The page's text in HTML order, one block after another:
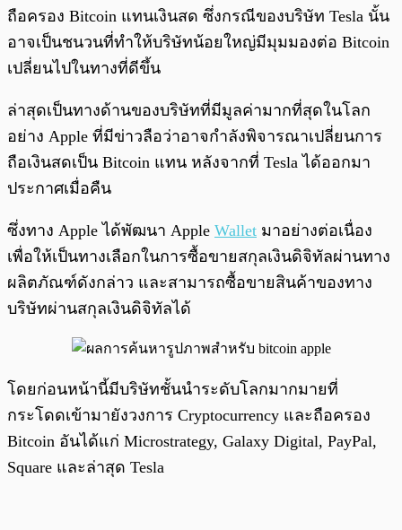
ถือครอง Bitcoin แทนเงินสด ซึ่งกรณีของบริษัท Tesla นั้น
อาจเป็นชนวนที่ทำให้บริษัทน้อยใหญ่มีมุมมองต่อ Bitcoin
เปลี่ยนไปในทางที่ดีขึ้น
ล่าสุดเป็นทางด้านของบริษัทที่มีมูลค่ามากที่สุดในโลก
อย่าง Apple ที่มีข่าวลือว่าอาจกำลังพิจารณาเปลี่ยนการ
ถือเงินสดเป็น Bitcoin แทน หลังจากที่ Tesla ได้ออกมา
ประกาศเมื่อคืน
ซึ่งทาง Apple ได้พัฒนา Apple Wallet มาอย่างต่อเนื่อง
เพื่อให้เป็นทางเลือกในการซื้อขายสกุลเงินดิจิทัลผ่านทาง
ผลิตภัณฑ์ดังกล่าว และสามารถซื้อขายสินค้าของทาง
บริษัทผ่านสกุลเงินดิจิทัลได้
โดยก่อนหน้านี้มีบริษัทชั้นนำระดับโลกมากมายที่
กระโดดเข้ามายังวงการ Cryptocurrency และถือครอง
Bitcoin อันได้แก่ Microstrategy, Galaxy Digital, PayPal,
Square และล่าสุด Tesla